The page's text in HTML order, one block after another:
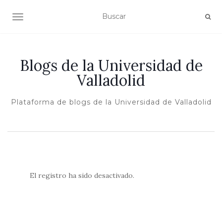
ALTERNAR NAVEGACIÓN
Blogs de la Universidad de
Valladolid
Plataforma de blogs de la Universidad de Valladolid
El registro ha sido desactivado.